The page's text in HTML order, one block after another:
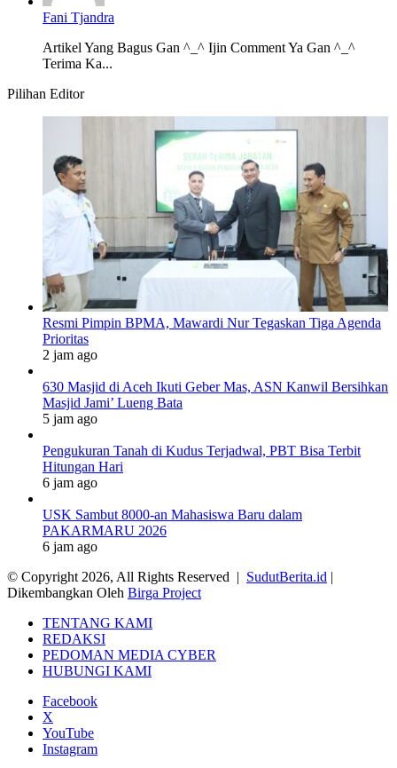
Fani Tjandra
Artikel Yang Bagus Gan ^_^ Ijin Comment Ya Gan ^_^
Terima Ka...
Pilihan Editor
Resmi Pimpin BPMA, Mawardi Nur Tegaskan Tiga Agenda
Prioritas
2 jam ago
630 Masjid di Aceh Ikuti Geber Mas, ASN Kanwil Bersihkan
Masjid Jami’ Lueng Bata
5 jam ago
Pengukuran Tanah di Kudus Terjadwal, PBT Bisa Terbit
Hitungan Hari
6 jam ago
USK Sambut 8000-an Mahasiswa Baru dalam
PAKARMARU 2026
6 jam ago
© Copyright 2026, All Rights Reserved | SudutBerita.id |
Dikembangkan Oleh Birga Project
TENTANG KAMI
REDAKSI
PEDOMAN MEDIA CYBER
HUBUNGI KAMI
Facebook
X
YouTube
Instagram